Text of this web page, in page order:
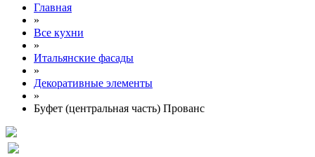
Главная
»
Все кухни
»
Итальянские фасады
»
Декоративные элементы
»
Буфет (центральная часть) Прованс